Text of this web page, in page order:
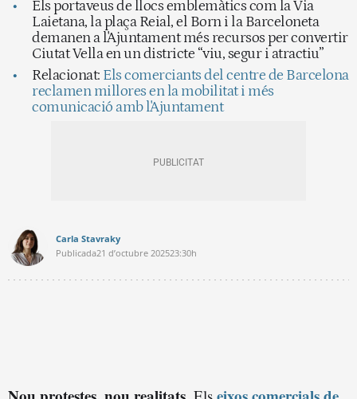
Els portaveus de llocs emblemàtics com la Via
Laietana, la plaça Reial, el Born i la Barceloneta
demanen a l'Ajuntament més recursos per convertir
Ciutat Vella en un districte “viu, segur i atractiu”
Relacionat: Els comerciants del centre de Barcelona
reclamen millores en la mobilitat i més
comunicació amb l'Ajuntament
Carla Stavraky
Publicada21 d’octubre 202523:30h